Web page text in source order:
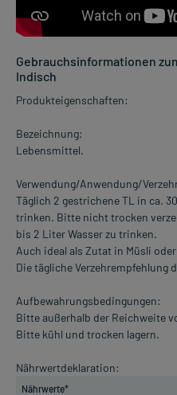
Gebrauchsinformationen
Indisch
Produkteigenschaften:
Bezeichnung:
Lebensmittel.
Verwendung/Anwendung/
Täglich 2 gestrichene TL in ca.
trinken. Bitte nicht trocken
bis 2 Liter Wasser zu trinken.
Auch ideal als Zutat in Müsli
Die tägliche
Aufbewahrungsbedingungen:
Bitte außerhalb der Reichweite
Bitte kühl und trocken lagern.
Nährwertdeklaration:
Nährwerte*